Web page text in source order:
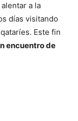
a la
días visitando
Este fin
encuentro de